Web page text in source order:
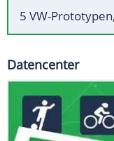
5 VW-
Datencenter